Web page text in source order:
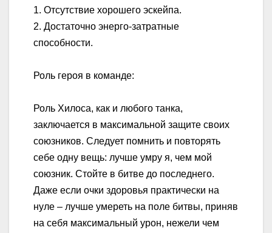
1. Отсутствие хорошего эскейпа.
2. Достаточно энерго-затратные
способности.
Роль героя в команде:
Роль Хилоса, как и любого танка,
заключается в максимальной защите своих
союзников. Следует помнить и повторять
себе одну вещь: лучше умру я, чем мой
союзник. Стойте в битве до последнего.
Даже если очки здоровья практически на
нуле – лучше умереть на поле битвы, приняв
на себя максимальный урон, нежели чем